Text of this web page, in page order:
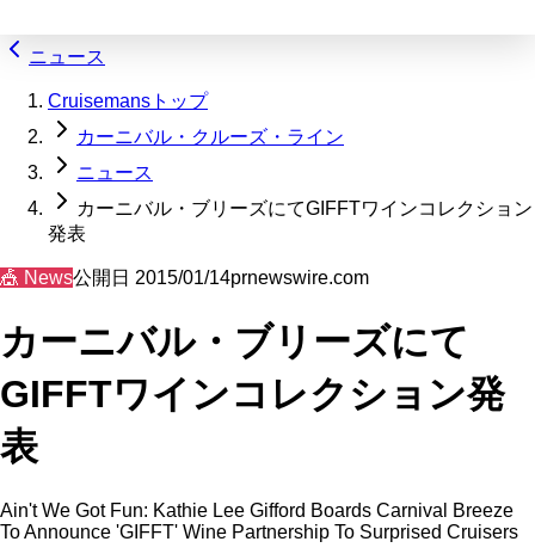
ニュース
Cruisemansトップ
カーニバル・クルーズ・ライン
ニュース
カーニバル・ブリーズにてGIFFTワインコレクション
発表
🎪 News公開日 2015/01/14prnewswire.com
カーニバル・ブリーズにて
GIFFTワインコレクション発
表
Ain't We Got Fun: Kathie Lee Gifford Boards Carnival Breeze
To Announce 'GIFFT' Wine Partnership To Surprised Cruisers